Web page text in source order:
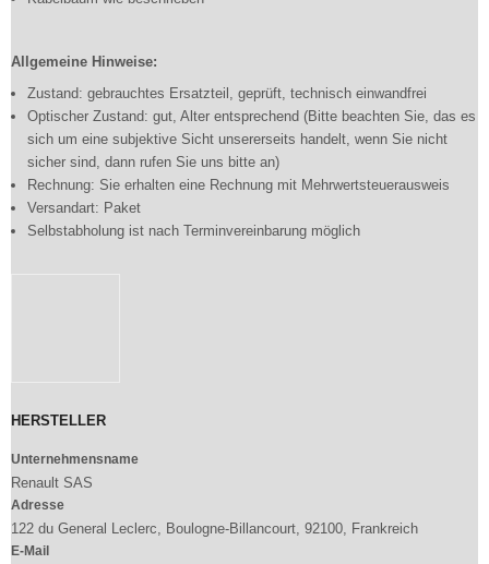
Allgemeine Hinweise:
Zustand: gebrauchtes Ersatzteil, geprüft, technisch einwandfrei
Optischer Zustand: gut, Alter entsprechend (Bitte beachten Sie, das es
sich um eine subjektive Sicht unsererseits handelt, wenn Sie nicht
sicher sind, dann rufen Sie uns bitte an)
Rechnung: Sie erhalten eine Rechnung mit Mehrwertsteuerausweis
Versandart: Paket
Selbstabholung ist nach Terminvereinbarung möglich
HERSTELLER
Unternehmensname
Renault SAS
Adresse
122 du General Leclerc, Boulogne-Billancourt, 92100, Frankreich
E-Mail